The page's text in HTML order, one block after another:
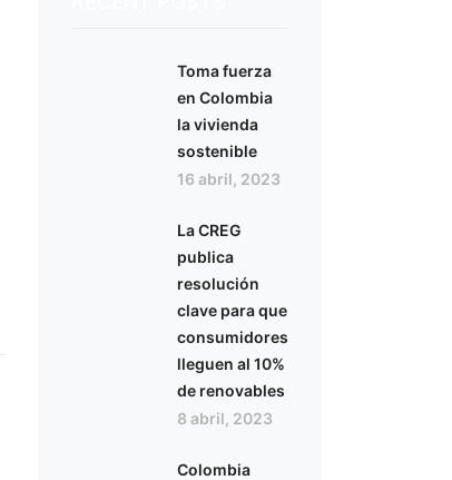
Toma fuerza
en Colombia
la vivienda
sostenible
16 abril, 2023
La CREG
publica
resolución
clave para que
consumidores
lleguen al 10%
de renovables
8 abril, 2023
Colombia